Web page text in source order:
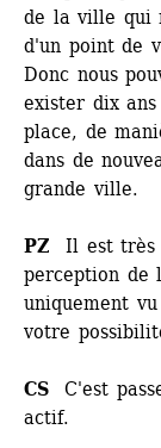
de la ville qui
d'un point de
Donc nous
exister dix
place, de
dans de
grande ville.
PZ
Il est très
perception de
uniquement
votre
CS C'est
actif.